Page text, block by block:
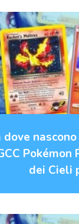
dove
Pokémon
dei Cieli